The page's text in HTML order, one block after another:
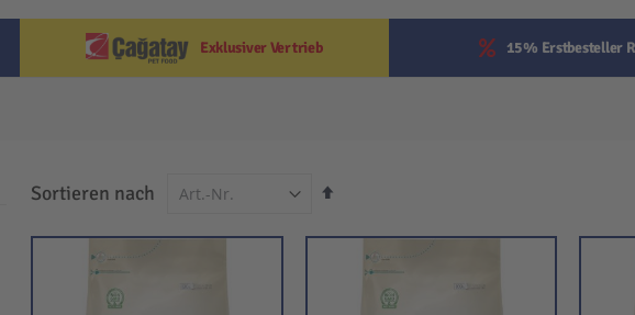
Exklusiver Vertrieb 15% Erstbesteller
Sortieren nach
In
Reihenfolge
Dies entfernen